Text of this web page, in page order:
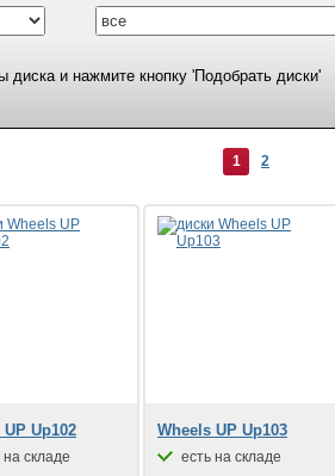
и нажмите кнопку 'Подобрать диски'
1 2
Up102
на складе
Wheels UP Up103
есть на складе